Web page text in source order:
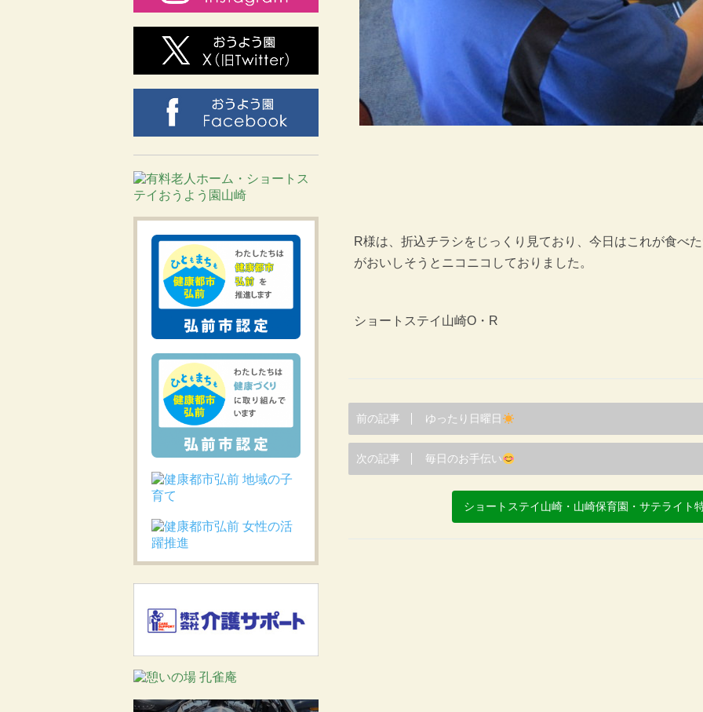
R様は、折込チラシをじっくり見ており、今日はこれが食べ
がおいしそうとニコニコしておりました。
ショートステイ山崎O・R
前の記事 ゆったり日曜日
次の記事 毎日のお手伝い
ショートステイ山崎・山崎保育園・サテライト